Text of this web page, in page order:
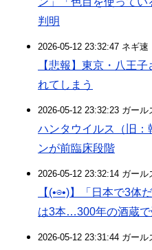
判明
2026-05-12 23:32:47 ネギ速
【悲報】東京・八王
れてしまう
2026-05-12 23:32:23 ガール
ハンタウイルス（旧：
ンが前臨床段階
2026-05-12 23:32:14 ガール
【(•⊖•)】「日本で3体
は3本…300年の酒蔵で
2026-05-12 23:31:44 ガール